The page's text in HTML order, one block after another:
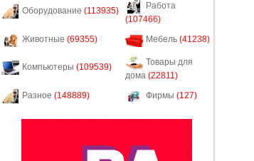
Оборудование (113935)
Работа
(107466)
Животные (69355) Мебель (41238)
Компьютеры (109539)
Товары для
дома (22811)
Разное (148889) Фирмы (127)